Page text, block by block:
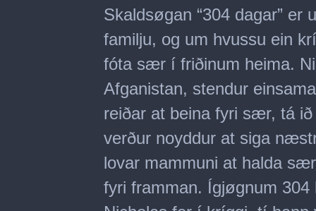
seconds
of
minutes,
seconds
Skaldsøgan “304 dagar”
familju, og um hvussu ein
fóta sær í friðinum heima.
Afganistan, stendur
reiðar at beina fyri sær, tá
verður noyddur at siga
lovar mammuni at halda
fyri framman. Ígjøgnum